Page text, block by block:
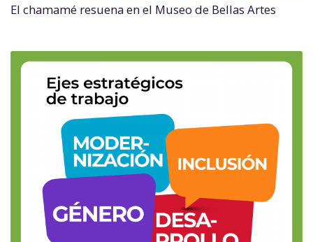
El chamamé resuena en el Museo de Bellas Artes